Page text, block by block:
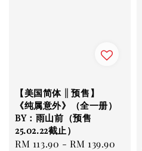
【美国简体 || 预售】
《纯属意外》（全一册）
BY：雨山前（预售
25.02.22截止）
Regular
RM 113.90 -RM 139.90